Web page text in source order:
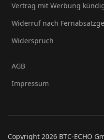
Vertrag mit Werbung
Widerruf nach
Widerspruch
AGB
Impressum
Copyright 2026 BTC-ECHO